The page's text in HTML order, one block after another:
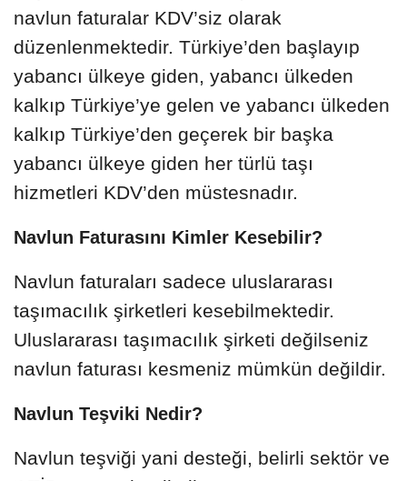
navlun faturalar KDV’siz olarak
düzenlenmektedir. Türkiye’den başlayıp
yabancı ülkeye giden, yabancı ülkeden
kalkıp Türkiye’ye gelen ve yabancı ülkeden
kalkıp Türkiye’den geçerek bir başka
yabancı ülkeye giden her türlü taşı
hizmetleri KDV’den müstesnadır.
Navlun Faturasını Kimler Kesebilir?
Navlun faturaları sadece uluslararası
taşımacılık şirketleri kesebilmektedir.
Uluslararası taşımacılık şirketi değilseniz
navlun faturası kesmeniz mümkün değildir.
Navlun Teşviki Nedir?
Navlun teşviği yani desteği, belirli sektör ve